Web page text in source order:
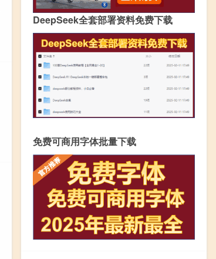
DeepSeek全套部署资料免费下载
免费可商用字体批量下载